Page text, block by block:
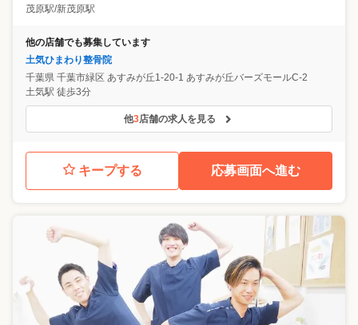
茂原駅/新茂原駅
他の店舗でも募集しています
土気ひまわり整骨院
千葉県 千葉市緑区 あすみが丘1-20-1 あすみが丘バーズモールC-2
土気駅 徒歩3分
他3店舗の求人を見る
キープする 応募画面へ進む